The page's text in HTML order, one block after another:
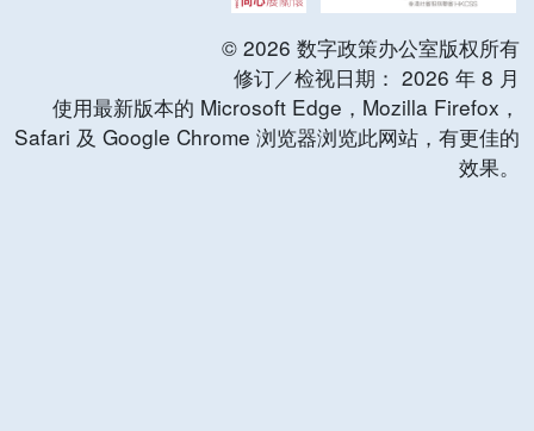
© 2026 数字政策办公室版权所有
修订／检视日期： 2026 年 8 月
使用最新版本的 Microsoft Edge，Mozilla Firefox，
Safari 及 Google Chrome 浏览器浏览此网站，有更佳的
效果。